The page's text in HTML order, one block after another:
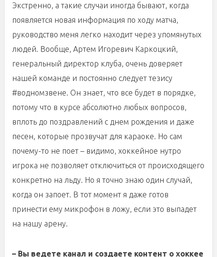
Экстренно, а такие случаи иногда бывают, когда
появляется новая информация по ходу матча,
руководство меня легко находит через упомянутых
людей. Вообще, Артем Игоревич Каркоцкий,
генеральный директор клуба, очень доверяет
нашей команде и постоянно следует тезису
#водномзвене. Он знает, что все будет в порядке,
потому что в курсе абсолютно любых вопросов,
вплоть до поздравлений с днем рождения и даже
песен, которые прозвучат для караоке. Но сам
почему-то не поет – видимо, хоккейное нутро
игрока не позволяет отключиться от происходящего
конкретно на льду. Но я точно знаю один случай,
когда он запоет. В тот момент я даже готов
принести ему микрофон в ложу, если это выпадет
на нашу арену.
– Вы ведете канал и создаете контент о хоккее